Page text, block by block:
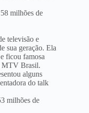
milhões de
televisão e
sua geração. Ela
ficou famosa
MTV Brasil.
alguns
do talk
milhões de